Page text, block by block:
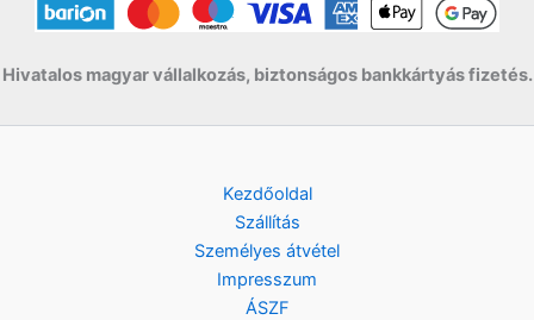
Hivatalos magyar vállalkozás, biztonságos bankkártyás fizetés.
Kezdőoldal
Szállítás
Személyes átvétel
Impresszum
ÁSZF